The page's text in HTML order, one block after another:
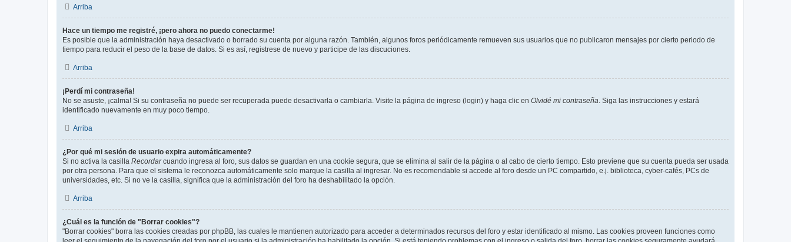
Arriba
Hace un tiempo me registré, ¡pero ahora no puedo conectarme!
Es posible que la administración haya desactivado o borrado su cuenta por alguna razón. También, algunos foros periódicamente remueven sus usuarios que no publicaron mensajes por cierto periodo de
tiempo para reducir el peso de la base de datos. Si es así, registrese de nuevo y participe de las discuciones.
Arriba
¡Perdí mi contraseña!
No se asuste, ¡calma! Si su contraseña no puede ser recuperada puede desactivarla o cambiarla. Visite la página de ingreso (login) y haga clic en Olvidé mi contraseña. Siga las instrucciones y estará
identificado nuevamente en muy poco tiempo.
Arriba
¿Por qué mi sesión de usuario expira automáticamente?
Si no activa la casilla Recordarcuando ingresa al foro, sus datos se guardan en una cookie segura, que se elimina al salir de la página o al cabo de cierto tiempo. Esto previene que su cuenta pueda ser usada
por otra persona. Para que el sistema le reconozca automáticamente solo marque la casilla al ingresar. No es recomendable si accede al foro desde un PC compartido, e.j. biblioteca, cyber-cafés, PCs de
universidades, etc. Si no ve la casilla, significa que la administración del foro ha deshabilitado la opción.
Arriba
¿Cuál es la función de "Borrar cookies"?
"Borrar cookies" borra las cookies creadas por phpBB, las cuales le mantienen autorizado para acceder a determinados recursos del foro y estar identificado al mismo. Las cookies proveen funciones como